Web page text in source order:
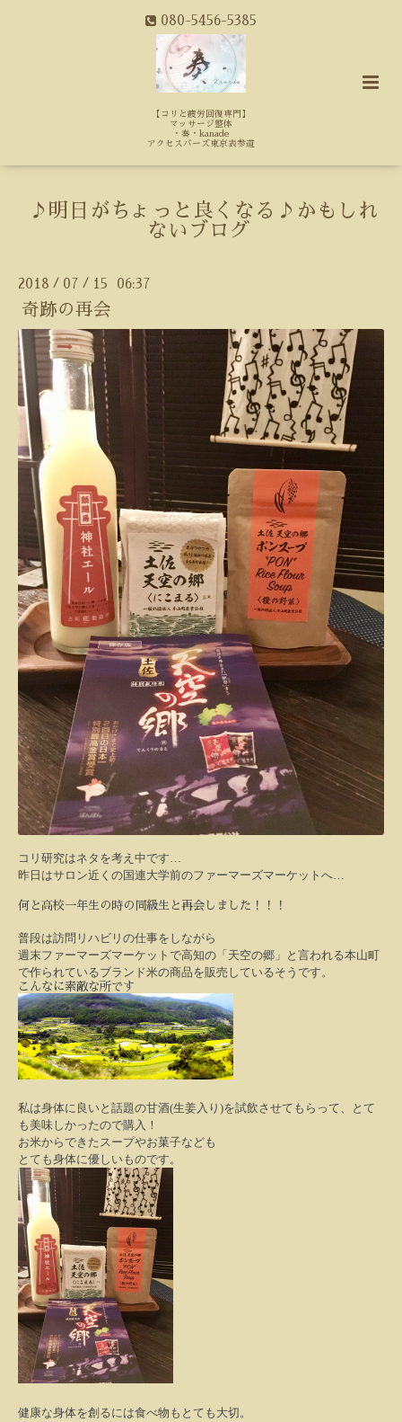
080-5456-5385
【コリと疲労回復専門】
マッサージ整体
・奏・kanade
アクセスバーズ東京表参道
♪明日がちょっと良くなる♪かもしれ
ないブログ
2018 / 07 / 15 06:37
奇跡の再会
コリ研究はネタを考え中です…
昨日はサロン近くの国連大学前のファーマーズマーケットへ
何と高校一年生の時の同級生と再会しました！！！
普段は訪問リハビリの仕事をしながら
週末ファーマーズマーケットで高知の「天空の郷」と言われる本山町
で作られているブランド米の商品を販売しているそうです。
こんなに素敵な所です
私は身体に良いと話題の甘酒(生姜入り)を試飲させてもらって、とて
も美味しかったので購入！
お米からできたスープやお菓子なども
とても身体に優しいものです。
健康な身体を創るには食べ物もとても大切。